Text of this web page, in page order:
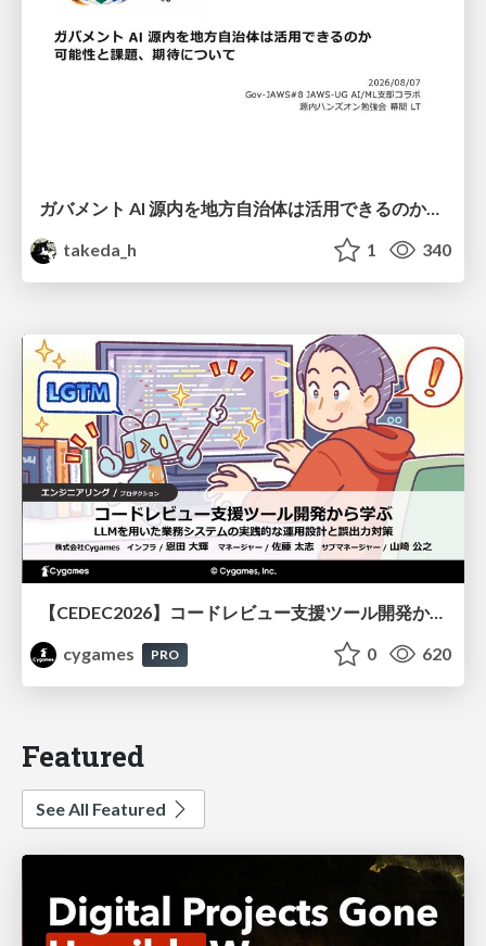
ガバメント AI 源内を地方自治体は活用できるのか 可能性と課題、期待について
takeda_h
1 340
【CEDEC2026】コードレビュー支援ツール開発から学ぶ：LLMを用いた業務システムの実践的な運用設計と誤出力対策
cygames
PRO 0 620
Featured
See All Featured